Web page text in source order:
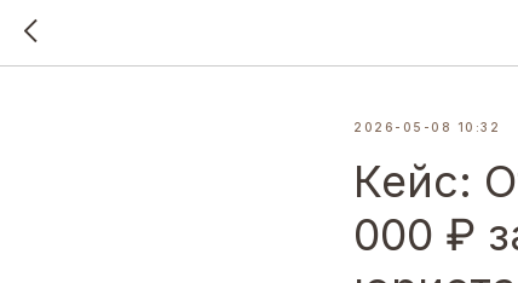
2026-05-08 10:32
Кейс:
000 ₽